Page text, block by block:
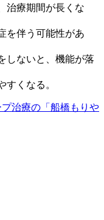
治療期間が長くな
を伴う可能性があ
しないと、機能が落
すくなる。